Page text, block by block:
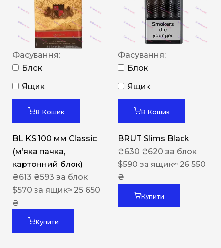
Фасування:
Блок
Ящик
В Кошик
BL KS 100 мм Classic
(м’яка пачка,
картонний блок)
₴613 ₴593 за блок
$570 за ящик≈ 25 650
₴
Купити
Фасування:
Блок
Ящик
В Кошик
BRUT Slims Black
₴630 ₴620 за блок
$590 за ящик≈ 26 550
₴
Купити